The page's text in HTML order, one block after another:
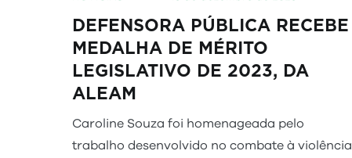
DEFENSORA PÚBLICA RECEBE
MEDALHA DE MÉRITO
LEGISLATIVO DE 2023, DA
ALEAM
Caroline Souza foi homenageada pelo
trabalho desenvolvido no combate à violência